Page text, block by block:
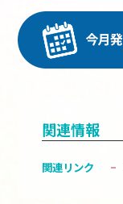
関連情報
関連リンク